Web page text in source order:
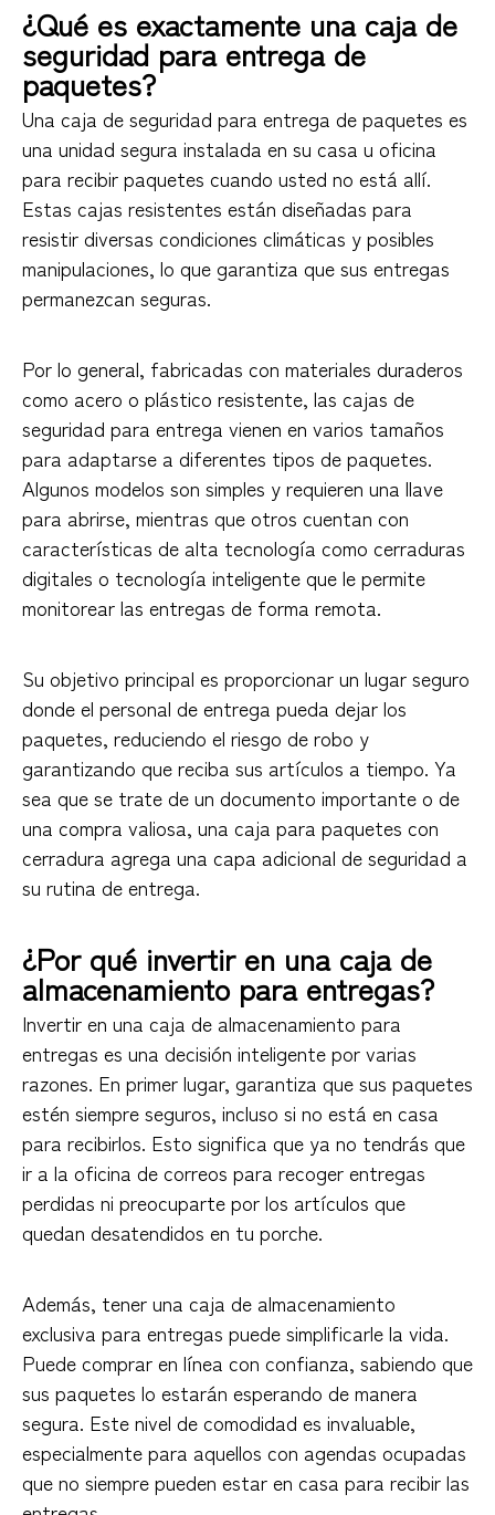
¿Qué es exactamente una caja de
seguridad para entrega de
paquetes?
Una caja de seguridad para entrega de paquetes es
una unidad segura instalada en su casa u oficina
para recibir paquetes cuando usted no está allí.
Estas cajas resistentes están diseñadas para
resistir diversas condiciones climáticas y posibles
manipulaciones, lo que garantiza que sus entregas
permanezcan seguras.
Por lo general, fabricadas con materiales duraderos
como acero o plástico resistente, las cajas de
seguridad para entrega vienen en varios tamaños
para adaptarse a diferentes tipos de paquetes.
Algunos modelos son simples y requieren una llave
para abrirse, mientras que otros cuentan con
características de alta tecnología como cerraduras
digitales o tecnología inteligente que le permite
monitorear las entregas de forma remota.
Su objetivo principal es proporcionar un lugar seguro
donde el personal de entrega pueda dejar los
paquetes, reduciendo el riesgo de robo y
garantizando que reciba sus artículos a tiempo. Ya
sea que se trate de un documento importante o de
una compra valiosa, una caja para paquetes con
cerradura agrega una capa adicional de seguridad a
su rutina de entrega.
¿Por qué invertir en una caja de
almacenamiento para entregas?
Invertir en una caja de almacenamiento para
entregas es una decisión inteligente por varias
razones. En primer lugar, garantiza que sus paquetes
estén siempre seguros, incluso si no está en casa
para recibirlos. Esto significa que ya no tendrás que
ir a la oficina de correos para recoger entregas
perdidas ni preocuparte por los artículos que
quedan desatendidos en tu porche.
Además, tener una caja de almacenamiento
exclusiva para entregas puede simplificarle la vida.
Puede comprar en línea con confianza, sabiendo que
sus paquetes lo estarán esperando de manera
segura. Este nivel de comodidad es invaluable,
especialmente para aquellos con agendas ocupadas
que no siempre pueden estar en casa para recibir las